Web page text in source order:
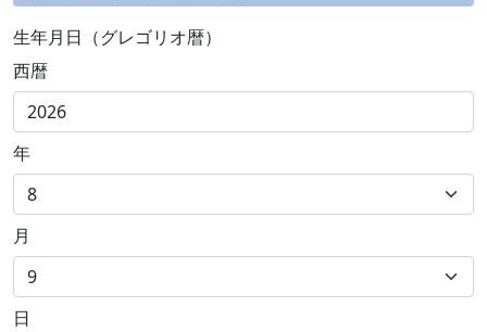
生年月日（グレゴリオ暦）
西暦
年
月
日